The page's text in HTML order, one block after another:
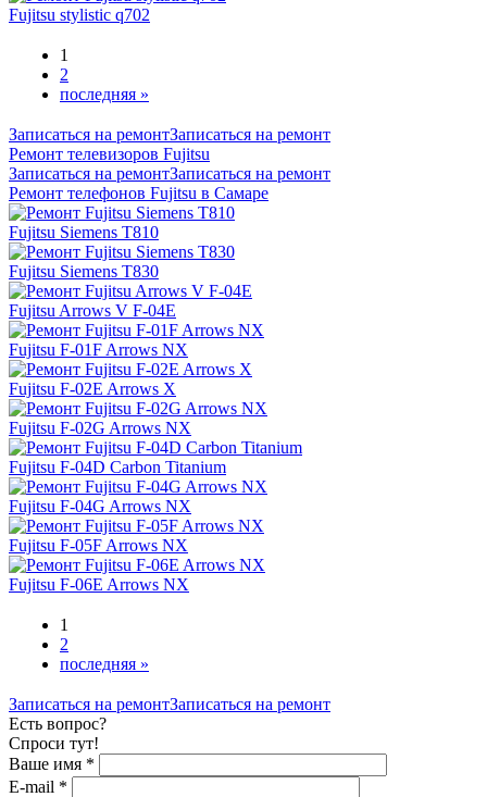
Fujitsu stylistic q702
1
2
последняя »
Записаться на ремонтЗаписаться на ремонт
Ремонт телевизоров Fujitsu
Записаться на ремонтЗаписаться на ремонт
Ремонт телефонов Fujitsu в Самаре
Fujitsu Siemens T810
Fujitsu Siemens T830
Fujitsu Arrows V F-04E
Fujitsu F-01F Arrows NX
Fujitsu F-02E Arrows X
Fujitsu F-02G Arrows NX
Fujitsu F-04D Carbon Titanium
Fujitsu F-04G Arrows NX
Fujitsu F-05F Arrows NX
Fujitsu F-06E Arrows NX
1
2
последняя »
Записаться на ремонтЗаписаться на ремонт
Есть вопрос?
Спроси тут!
Ваше имя *
E-mail *